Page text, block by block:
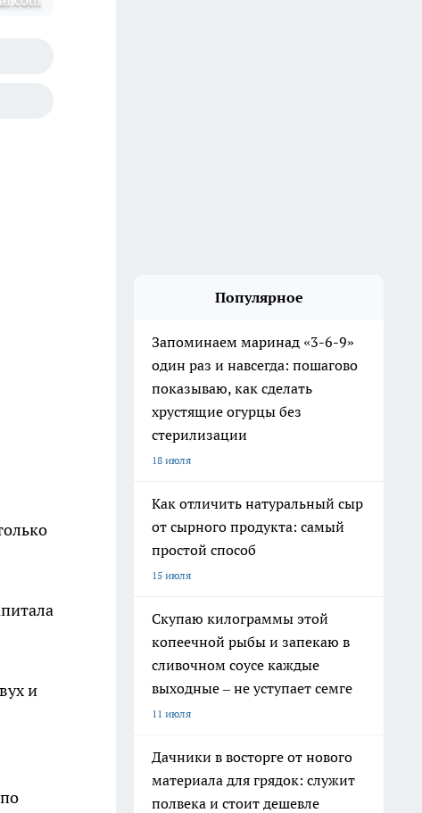
и
Популярное
Запоминаем маринад «3-6-9»
один раз и навсегда: пошагово
показываю, как сделать
хрустящие огурцы без
стерилизации
18 июля
Как отличить натуральный сыр
от сырного продукта: самый
простой способ
15 июля
Скупаю килограммы этой
копеечной рыбы и запекаю в
сливочном соусе каждые
выходные – не уступает семге
11 июля
Дачники в восторге от нового
материала для грядок: служит
полвека и стоит дешевле